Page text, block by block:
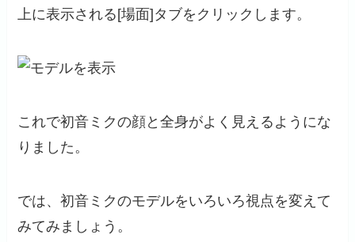
上に表示される[場面]タブをクリックします。
これで初音ミクの顔と全身がよく見えるようにな
りました。
では、初音ミクのモデルをいろいろ視点を変えて
みてみましょう。